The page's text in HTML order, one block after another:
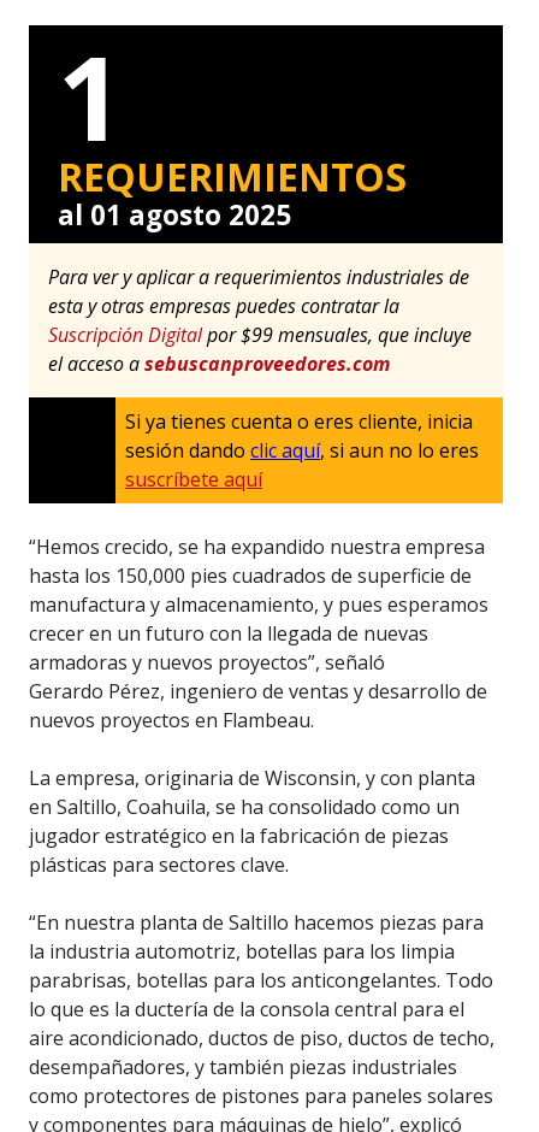
1
REQUERIMIENTOS
al 01 agosto 2025
Para ver y aplicar a requerimientos industriales de
esta y otras empresas puedes contratar la
Suscripción Digitalpor $99 mensuales, que incluye
el acceso asebuscanproveedores.com
Si ya tienes cuenta o eres cliente, inicia
sesión dando clic aquí, si aun no lo eres
suscríbete aquí
“Hemos crecido, se ha expandido nuestra empresa
hasta los 150,000 pies cuadrados de superficie de
manufactura y almacenamiento, y pues esperamos
crecer en un futuro con la llegada de nuevas
armadoras y nuevos proyectos”, señaló
Gerardo Pérez, ingeniero de ventas y desarrollo de
nuevos proyectos en Flambeau.
La empresa, originaria de Wisconsin, y con planta
en Saltillo, Coahuila, se ha consolidado como un
jugador estratégico en la fabricación de piezas
plásticas para sectores clave.
“En nuestra planta de Saltillo hacemos piezas para
la industria automotriz, botellas para los limpia
parabrisas, botellas para los anticongelantes. Todo
lo que es la ductería de la consola central para el
aire acondicionado, ductos de piso, ductos de techo,
desempañadores, y también piezas industriales
como protectores de pistones para paneles solares
y componentes para máquinas de hielo”, explicó